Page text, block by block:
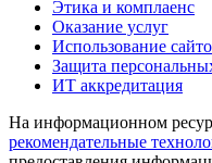
Этика и комплаенс
Оказание услуг
Использование
Защита
ИТ аккредитация
На информационном
рекомендательные